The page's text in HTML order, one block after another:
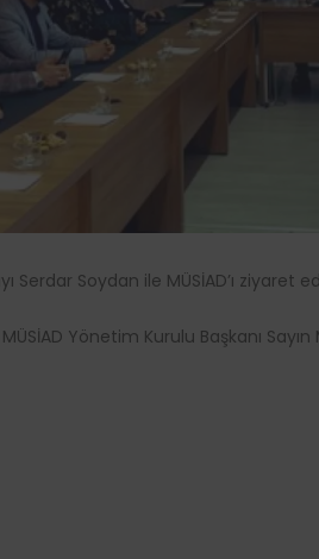
Serdar Soydan ile MÜSİAD’ı
Yönetim Kurulu Başkanı